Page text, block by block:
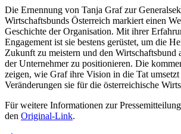
Die Ernennung von Tanja Graf zur
Wirtschaftsbunds Österreich markiert einen
Geschichte der Organisation. Mit ihrer
Engagement ist sie bestens gerüstet, um die
Zukunft zu meistern und den Wirtschaftsbund
der Unternehmer zu positionieren. Die
zeigen, wie Graf ihre Vision in die Tat
Veränderungen sie für die österreichische
Für weitere Informationen zur
den Original-Link.